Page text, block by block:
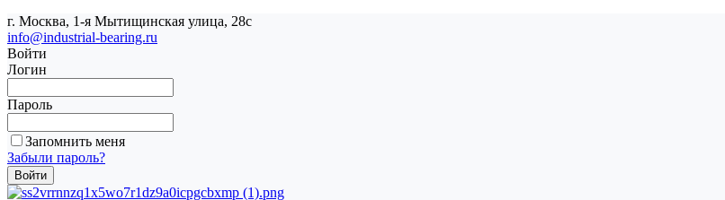
г. Москва, 1-я Мытищинская улица, 28с
info@industrial-bearing.ru
Войти
Логин
Пароль
Запомнить меня
Забыли пароль?